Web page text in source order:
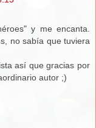
y me encanta.
no sabía que tuviera
así que gracias por
autor ;)